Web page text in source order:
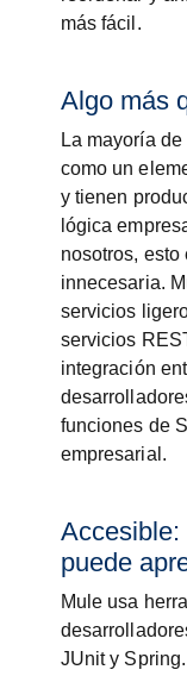
más fácil.
Algo más
La mayoría
como un
y tienen
lógica
nosotros, esto
innecesaria.
servicios
servicios
integración
funciones de
empresarial.
Accesible:
puede
Mule usa
JUnit y